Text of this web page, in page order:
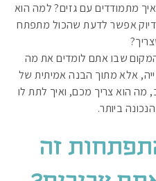
מתמודדים עם גזים? למה הוא
אפשר לדעת שהכול מתפתח
שבו אתם לומדים את מה
אלא מתוך הבנה אמיתית של
הוא צריך מכם, ואיך לתת לו
ביותר.
זה